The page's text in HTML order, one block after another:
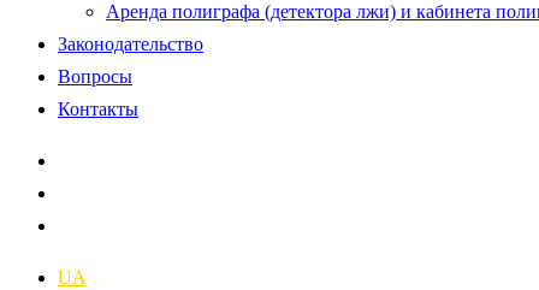
Аренда полиграфа (детектора лжи) и кабинета
Законодательство
Вопросы
Контакты
UA